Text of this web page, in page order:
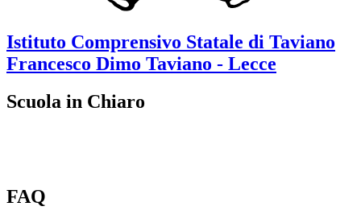
Istituto Comprensivo Statale di Taviano
Francesco Dimo Taviano - Lecce
Scuola in Chiaro
FAQ